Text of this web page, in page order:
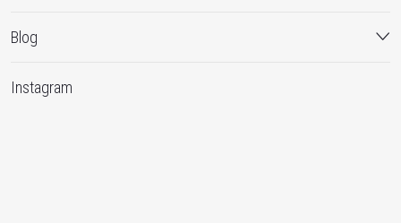
Blog
Instagram